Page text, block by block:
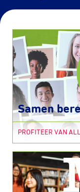
Samen
PROFITEER VAN